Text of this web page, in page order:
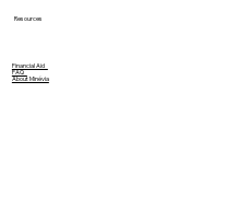
Resources
Financial Aid
FAQ
About Minévia